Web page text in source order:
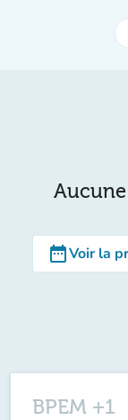
date_rangeVoir la
BPEM +1